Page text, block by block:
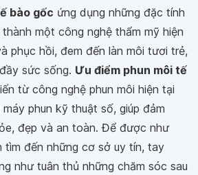
bào gốc ứng dụng những đặc tính
một công nghệ thẩm mỹ hiện
phục hồi, đem đến làn môi tươi trẻ,
sức sống. Ưu điểm phun môi tế
từ công nghệ phun môi hiện tại
phun kỹ thuật số, giúp đảm
đẹp và an toàn. Để được như
tìm đến những cơ sở uy tín, tay
như tuân thủ những chăm sóc sau